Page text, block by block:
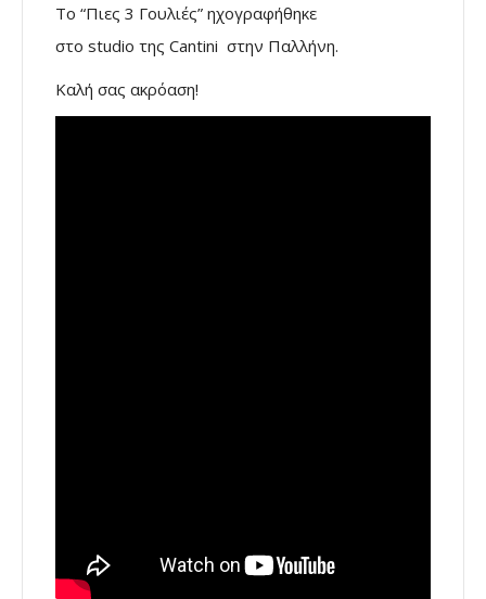
Το “Πιες 3 Γουλιές” ηχογραφήθηκε
στο studio της Cantini στην Παλλήνη.
Καλή σας ακρόαση!